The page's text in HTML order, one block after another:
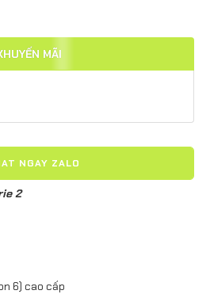
MÃI
NGAY ZALO
2
6) cao cấp